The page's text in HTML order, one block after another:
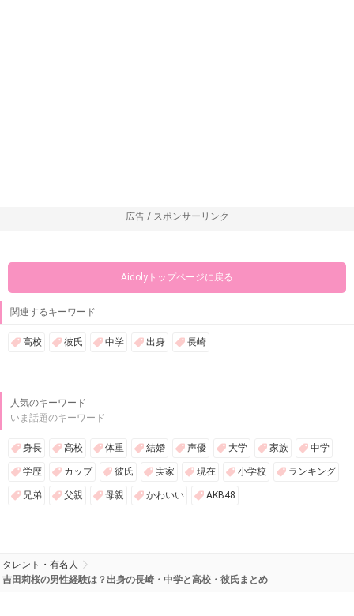
広告 / スポンサーリンク
Aidolyトップページに戻る
関連するキーワード
高校 彼氏 中学 出身 長崎
人気のキーワード
いま話題のキーワード
身長 高校 体重 結婚 声優 大学 家族 中学
学歴 カップ 彼氏 実家 現在 小学校 ランキング
兄弟 父親 母親 かわいい AKB48
タレント・有名人
吉田莉桜の男性経験は？出身の長崎・中学と高校・彼氏まとめ